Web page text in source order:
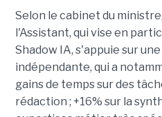
Selon le cabinet du
l'Assistant, qui vise en
Shadow IA, s'appuie sur
indépendante, qui a
gains de temps sur des
rédaction ; +16% sur la